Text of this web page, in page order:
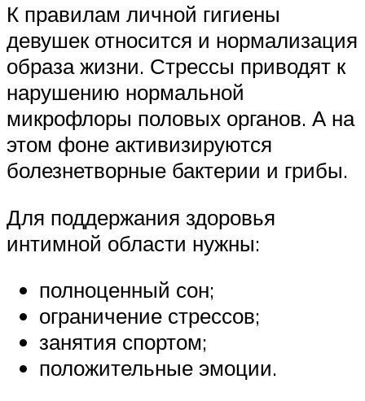
К правилам личной гигиены
девушек относится и нормализация
образа жизни. Стрессы приводят к
нарушению нормальной
микрофлоры половых органов. А на
этом фоне активизируются
болезнетворные бактерии и грибы.
Для поддержания здоровья
интимной области нужны:
полноценный сон;
ограничение стрессов;
занятия спортом;
положительные эмоции.